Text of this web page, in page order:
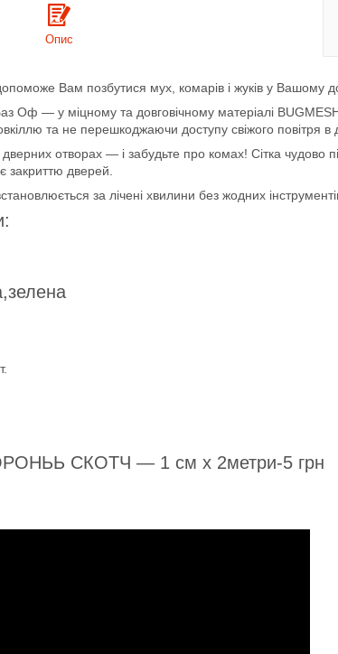
Опис
Вам позбутися мух, комарів і жуків у Вашому
Оф — у міцному та довговічному матеріалі
та не перешкоджаючи доступу свіжого повітря в
дверних отворах — і забудьте про комах! Сітка
закриттю дверей.
за лічені хвилини без жодних
СКОТЧ — 1 см х 2метри-5 грн